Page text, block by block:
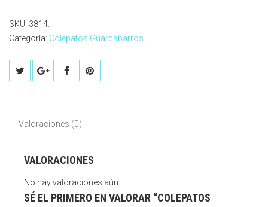
SKU: 3814
Categoría: Colepatos Guardabarros
Valoraciones (0)
VALORACIONES
No hay valoraciones aún.
SÉ EL PRIMERO EN VALORAR “COLEPATOS